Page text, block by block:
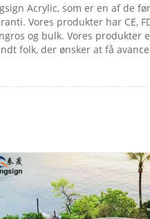
Acrylic, som er en af ​​de
Vores produkter har
og bulk. Vores
folk, der ønsker at få